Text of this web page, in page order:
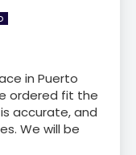
in Puerto
ordered fit the
accurate, and
We will be